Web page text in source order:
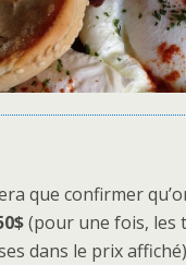
que confirmer
(pour une fois, les
dans le prix